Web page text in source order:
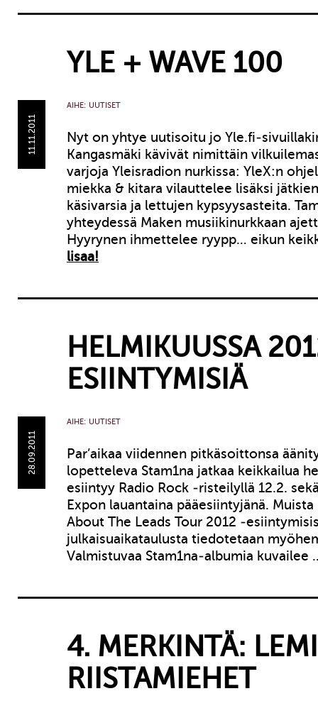
YLE + WAVE 100
11.11.2011
AIHE: UUTISET
Nyt on yhtye uutisoitu jo Yle.fi-
Kangasmäki kävivät nimittäin
varjoja Yleisradion nurkissa: YleX:n
miekka & kitara vilauttelee lisäksi
käsivarsia ja lettujen kypsyysasteita.
yhteydessä Maken musiikinurkkaan
Hyyrynen ihmettelee ryypp… eikun
lisaa!
HELMIKUUSSA
ESIINTYMISIÄ
28.09.2011
AIHE: UUTISET
Par’aikaa viidennen pitkäsoittonsa
lopetteleva Stam1na jatkaa keikkailua
esiintyy Radio Rock -risteilyllä 12.2.
Expon lauantaina pääesiintyjänä.
About The Leads Tour 2012 -
julkaisuaikataulusta tiedotetaan
Valmistuvaa Stam1na-albumia kuvailee
4. MERKINTÄ:
RIISTAMIEHET